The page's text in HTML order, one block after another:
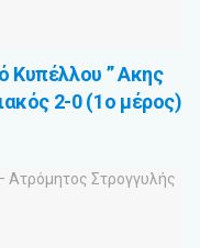
Κυπέλλου ” Ακης
2-0 (1ο μέρος)